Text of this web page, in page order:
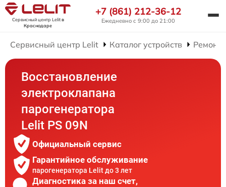
Сервисный центр Lelitв
Краснодаре
+7 (861) 212-36-12
Ежедневно с 9:00 до 21:00
Сервисный центр Lelit Каталог устройств Ремонт
Восстановление
электроклапана
парогенератора
Lelit PS 09N
Официальный сервис
Гарантийное обслуживание
парогенератора Lelit до 3 лет
Диагностика за наш счет,